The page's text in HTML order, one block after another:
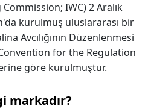
IWC) 2 Aralık
kurulmuş uluslararası bir
Avcılığının Düzenlenmesi
for the Regulation
göre kurulmuştur.
markadır?